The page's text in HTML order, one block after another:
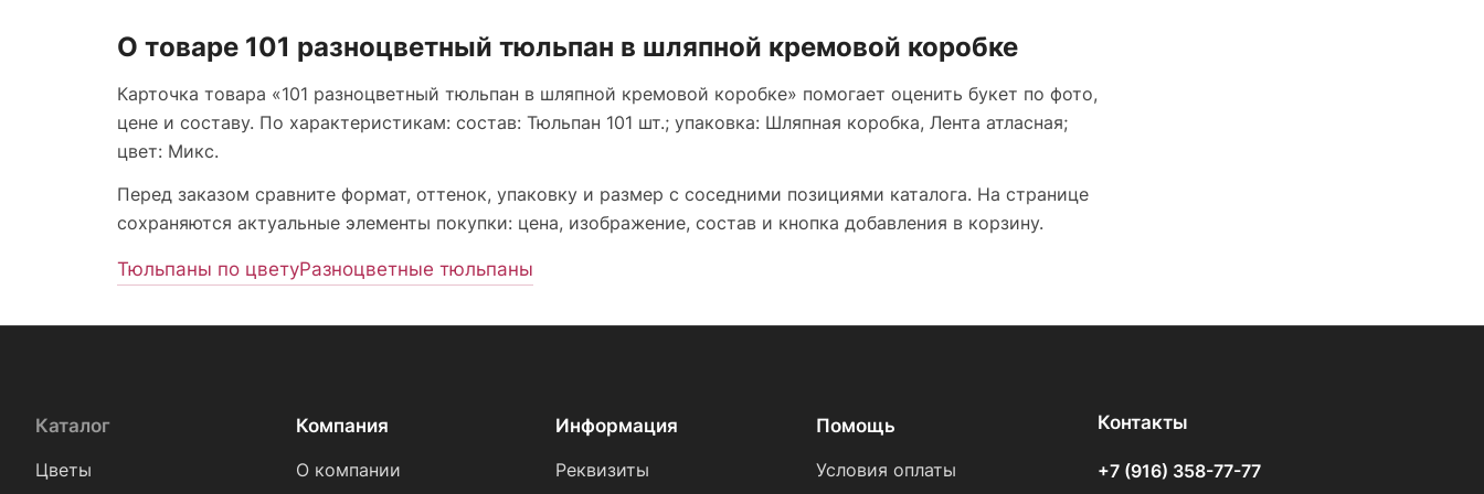
О товаре 101 разноцветный тюльпан в шляпной кремовой коробке
Карточка товара «101 разноцветный тюльпан в шляпной кремовой коробке» помогает оценить букет по фото,
цене и составу. По характеристикам: состав: Тюльпан 101 шт.; упаковка: Шляпная коробка, Лента атласная;
цвет: Микс.
Перед заказом сравните формат, оттенок, упаковку и размер с соседними позициями каталога. На странице
сохраняются актуальные элементы покупки: цена, изображение, состав и кнопка добавления в корзину.
Тюльпаны по цветуРазноцветные тюльпаны
Каталог
Цветы
Компания
О компании
Информация
Реквизиты
Помощь
Условия оплаты
Контакты
+7 (916) 358-77-77